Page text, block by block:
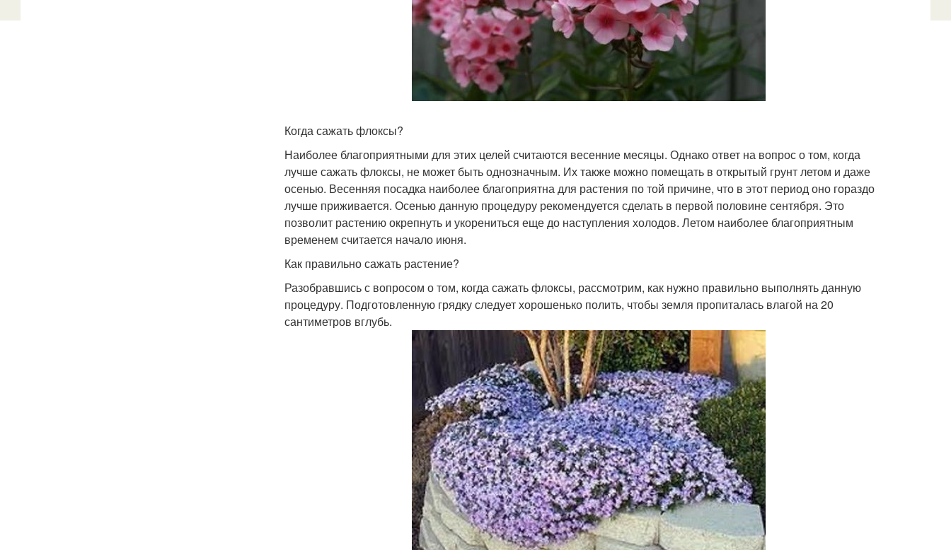
Когда сажать флоксы?
Наиболее благоприятными для этих целей считаются весенние месяцы. Однако ответ на вопрос о том, когда
лучше сажать флоксы, не может быть однозначным. Их также можно помещать в открытый грунт летом и даже
осенью. Весенняя посадка наиболее благоприятна для растения по той причине, что в этот период оно гораздо
лучше приживается. Осенью данную процедуру рекомендуется сделать в первой половине сентября. Это
позволит растению окрепнуть и укорениться еще до наступления холодов. Летом наиболее благоприятным
временем считается начало июня.
Как правильно сажать растение?
Разобравшись с вопросом о том, когда сажать флоксы, рассмотрим, как нужно правильно выполнять данную
процедуру. Подготовленную грядку следует хорошенько полить, чтобы земля пропиталась влагой на 20
сантиметров вглубь.